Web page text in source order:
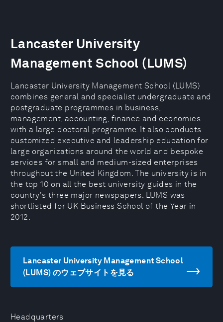
Headquarters
Lancaster University
Management School (LUMS)
Lancaster University Management School (LUMS)
combines general and specialist undergraduate and
postgraduate programmes in business,
management, accounting, finance and economics
with a large doctoral programme. It also conducts
customized executive and leadership education for
large organizations around the world and bespoke
services for small and medium-sized enterprises
throughout the United Kingdom. The university is in
the top 10 on all the best university guides in the
country's three major newspapers. LUMS was
shortlisted for UK Business School of the Year in
2012.
Lancaster University Management School
(LUMS) のウェブサイトを見る